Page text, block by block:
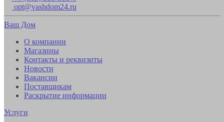
opt@vashdom24.ru
Ваш Дом
О компании
Магазины
Контакты и реквизиты
Новости
Вакансии
Поставщикам
Раскрытие информации
Услуги